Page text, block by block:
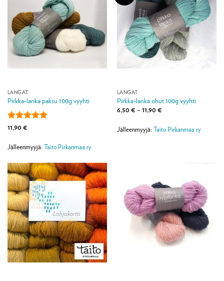
LANGAT
Pirkka-lanka paksu 100g vyyhti
Arvostelu
4.89
11,90 €
Jälleenmyyjä: Taito Pirkanmaa ry
LANGAT
Pirkka-lanka ohut 100g vyyhti
6,50 € – 11,90 €Hintaluokka:
11,90 €
Jälleenmyyjä: Taito Pirkanmaa ry